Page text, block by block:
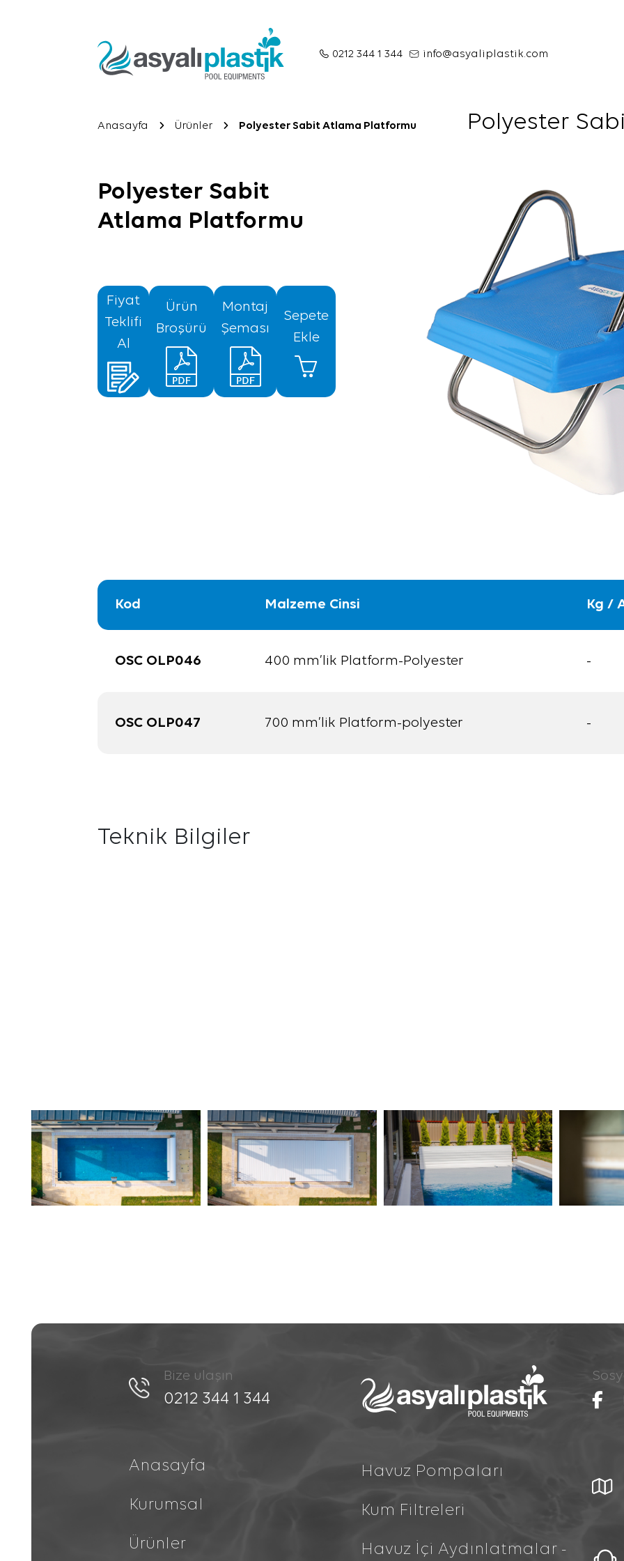
0212 344 1 344 info@asyaliplastik.com
Anasayfa Ürünler Polyester Sabit Atlama Platformu Polyester
Polyester Sabit
Atlama Platformu
Fiyat
Teklifi
Al
Ürün
Broşürü
Montaj
Şeması
Sepete
Ekle
Kod Malzeme Cinsi Kg /
OSC OLP046 400 mm’lik Platform-Polyester -
OSC OLP047 700 mm’lik Platform-polyester -
Teknik Bilgiler
Bize ulaşın
0212 344 1 344
Anasayfa
Kurumsal
Ürünler
Havuz Pompaları
Kum Filtreleri
Havuz İçi Aydınlatmalar -